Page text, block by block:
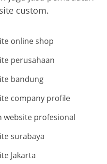
custom.
online shop
perusahaan
bandung
company profile
website profesional
surabaya
Jakarta